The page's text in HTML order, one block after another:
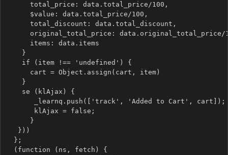
      total_price: data.total_price/100,
      $value: data.total_price/100,
      total_discount: data.total_discount,
original_total_price: data.original_total_price/
      items: data.items
    }
    if (item !== 'undefined') {
      cart = Object.assign(cart, item)
    }
    se (klAjax) {
       _learnq.push(['track', 'Added to Cart', cart]);
       klAjax = false;
      }
   }))
  };
  (function (ns, fetch) {